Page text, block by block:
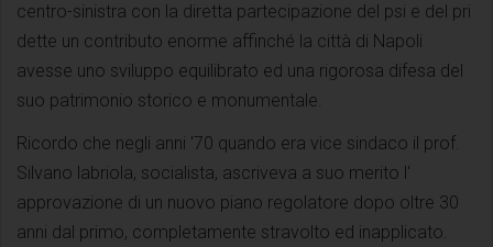
centro-sinistra con la diretta partecipazione del psi e del pri
dette un contributo enorme affinché la città di Napoli
avesse uno sviluppo equilibrato ed una rigorosa difesa del
suo patrimonio storico e monumentale.
Ricordo che negli anni '70 quando era vice sindaco il prof.
Silvano labriola, socialista, ascriveva a suo merito l'
approvazione di un nuovo piano regolatore dopo oltre 30
anni dal primo, completamente stravolto ed inapplicato.